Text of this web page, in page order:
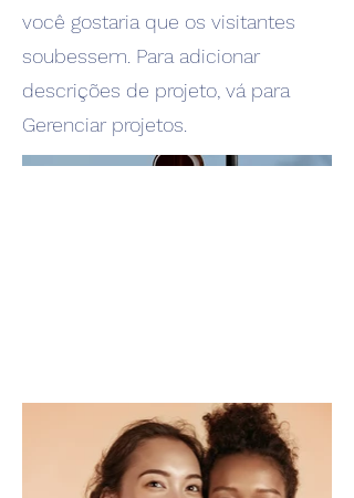
você gostaria que os visitantes
soubessem. Para adicionar
descrições de projeto, vá para
Gerenciar projetos.